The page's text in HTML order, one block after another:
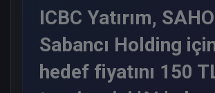
ICBC Yatırım,
Sabancı Holding
hedef fiyatını 150